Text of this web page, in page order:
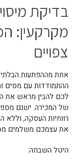
בדיקת
מקרקעין:
צפויים
אחת מההפתעות הבלתי
ההתמודדות עם מסים
לכם להבין מראש את
של המכירה. ישנם
רווחיות העסקה,
את עצמכם משלמים
היטל השבחה: